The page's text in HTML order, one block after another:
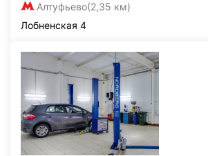
Алтуфьево(2,35 км)
Лобненская 4